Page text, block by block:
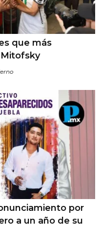
que más
por
a un año de su